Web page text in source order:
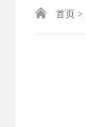
 首页 >